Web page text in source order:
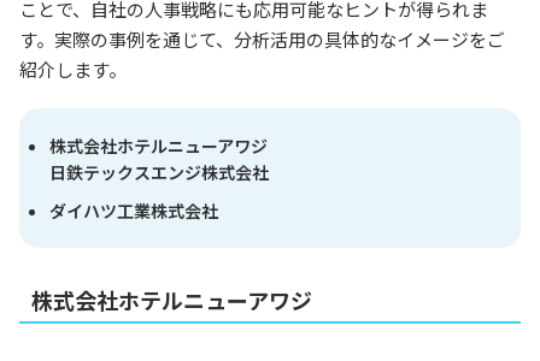
ことで、自社の人事戦略にも応用可能なヒントが得られま
す。実際の事例を通じて、分析活用の具体的なイメージをご
紹介します。
株式会社ホテルニューアワジ
日鉄テックスエンジ株式会社
ダイハツ工業株式会社
株式会社ホテルニューアワジ